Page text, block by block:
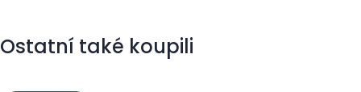
Ostatní také koupili